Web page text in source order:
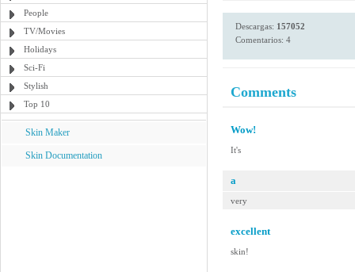
People
TV/Movies
Holidays
Sci-Fi
Stylish
Top 10
Skin Maker
Skin Documentation
Descargas: 157052
Comentarios: 4
Comments
Wow!
It's
a
very
excellent
skin!